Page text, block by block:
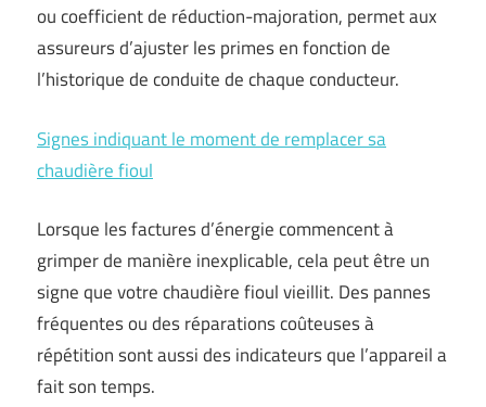
ou coefficient de réduction-majoration, permet aux
assureurs d’ajuster les primes en fonction de
l’historique de conduite de chaque conducteur.
Signes indiquant le moment de remplacer sa
chaudière fioul
Lorsque les factures d’énergie commencent à
grimper de manière inexplicable, cela peut être un
signe que votre chaudière fioul vieillit. Des pannes
fréquentes ou des réparations coûteuses à
répétition sont aussi des indicateurs que l’appareil a
fait son temps.